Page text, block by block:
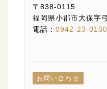
〒838-0115
福岡県小郡市大保字
電話： 0942-23-0130
お問い合わせ